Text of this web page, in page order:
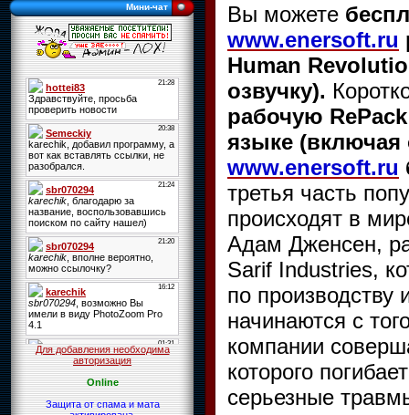
Мини-чат
Для добавления необходима
авторизация
Online
Защита от спама и мата
Вы можете
www.enersoft.ru
Human
озвучку).
рабочую RePack
языке (включая
www.enersoft.ru
третья часть
происходят в
Адам Дженсен,
Sarif Industries,
по
начинаются с
компании
которого
серьезные